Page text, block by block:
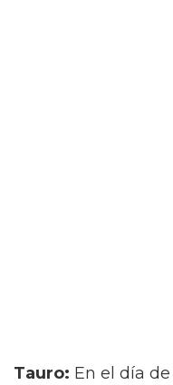
Tauro: En el día